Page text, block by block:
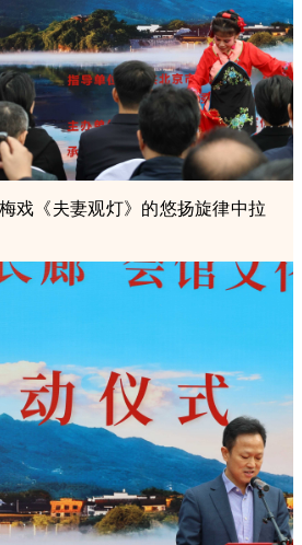
戏《夫妻观灯》的悠扬旋律中拉